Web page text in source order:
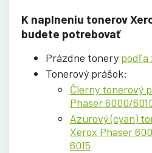
K naplneniu tonerov
budete potrebovať
Prázdne tonery podľa
Tonerový prášok:
Čierny tonerový
Phaser 6000/
Azurový (cyan)
Xerox Phaser
6015